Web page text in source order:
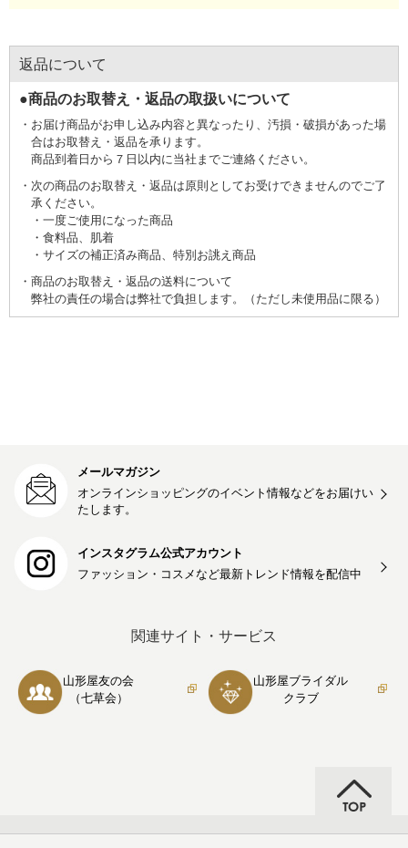
返品について
●商品のお取替え・返品の取扱いについて
お届け商品がお申し込み内容と異なったり、汚損・破損があった場
合はお取替え・返品を承ります。
商品到着日から７日以内に当社までご連絡ください。
次の商品のお取替え・返品は原則としてお受けできませんのでご了
承ください。
一度ご使用になった商品
食料品、肌着
サイズの補正済み商品、特別お誂え商品
商品のお取替え・返品の送料について
弊社の責任の場合は弊社で負担します。（ただし未使用品に限る）
メールマガジン
オンラインショッピングのイベント情報などをお届けい
たします。
インスタグラム公式アカウント
ファッション・コスメなど最新トレンド情報を配信中
関連サイト・サービス
山形屋友の会
（七草会）
山形屋ブライダル
クラブ